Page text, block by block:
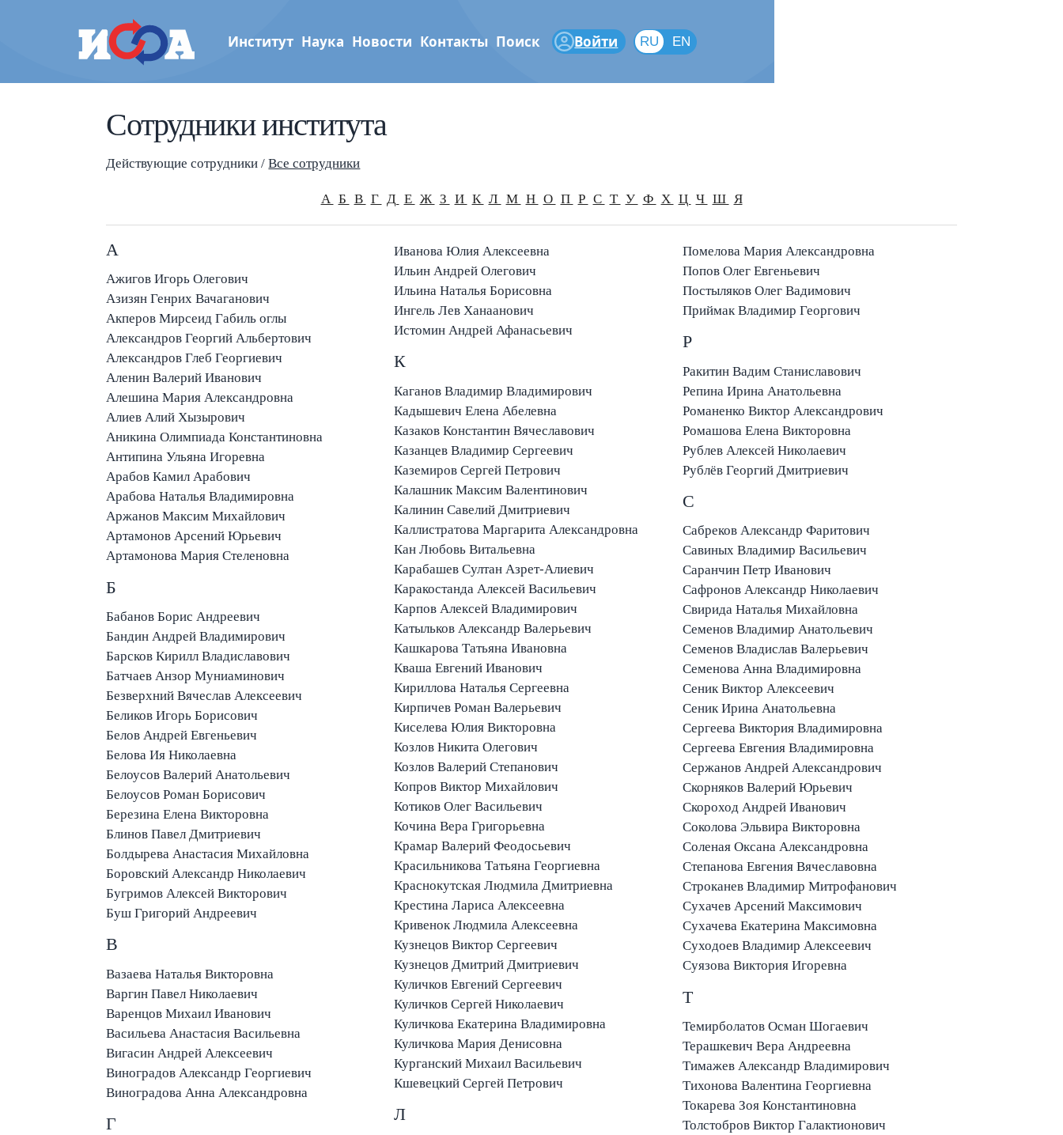
Институт физики атмосферы
им. А.М. Обухова РАН
Институт Наука Новости Контакты Поиск Войти RU EN
RU
Сотрудники института
Действующие сотрудники /Все сотрудники
А Б В Г Д Е Ж З И К Л М Н О П Р С Т У Ф Х Ц Ч Ш Я
А
Ажигов Игорь Олегович
Азизян Генрих Вачаганович
Акперов Мирсеид Габиль оглы
Александров Георгий Альбертович
Александров Глеб Георгиевич
Аленин Валерий Иванович
Алешина Мария Александровна
Алиев Алий Хызырович
Аникина Олимпиада Константиновна
Антипина Ульяна Игоревна
Арабов Камил Арабович
Арабова Наталья Владимировна
Аржанов Максим Михайлович
Артамонов Арсений Юрьевич
Артамонова Мария Стеленовна
Б
Бабанов Борис Андреевич
Бандин Андрей Владимирович
Барсков Кирилл Владиславович
Батчаев Анзор Муниаминович
Безверхний Вячеслав Алексеевич
Беликов Игорь Борисович
Белов Андрей Евгеньевич
Белова Ия Николаевна
Белоусов Валерий Анатольевич
Белоусов Роман Борисович
Березина Елена Викторовна
Блинов Павел Дмитриевич
Болдырева Анастасия Михайловна
Боровский Александр Николаевич
Бугримов Алексей Викторович
Буш Григорий Андреевич
В
Вазаева Наталья Викторовна
Варгин Павел Николаевич
Варенцов Михаил Иванович
Васильева Анастасия Васильевна
Вигасин Андрей Алексеевич
Виноградов Александр Георгиевич
Виноградова Анна Александровна
Г
Иванова Юлия Алексеевна
Ильин Андрей Олегович
Ильина Наталья Борисовна
Ингель Лев Ханаанович
Истомин Андрей Афанасьевич
К
Каганов Владимир Владимирович
Кадышевич Елена Абелевна
Казаков Константин Вячеславович
Казанцев Владимир Сергеевич
Каземиров Сергей Петрович
Калашник Максим Валентинович
Калинин Савелий Дмитриевич
Каллистратова Маргарита Александровна
Кан Любовь Витальевна
Карабашев Султан Азрет-Алиевич
Каракостанда Алексей Васильевич
Карпов Алексей Владимирович
Катыльков Александр Валерьевич
Кашкарова Татьяна Ивановна
Кваша Евгений Иванович
Кириллова Наталья Сергеевна
Кирпичев Роман Валерьевич
Киселева Юлия Викторовна
Козлов Никита Олегович
Козлов Валерий Степанович
Копров Виктор Михайлович
Котиков Олег Васильевич
Кочина Вера Григорьевна
Крамар Валерий Феодосьевич
Красильникова Татьяна Георгиевна
Краснокутская Людмила Дмитриевна
Крестина Лариса Алексеевна
Кривенок Людмила Алексеевна
Кузнецов Виктор Сергеевич
Кузнецов Дмитрий Дмитриевич
Куличков Евгений Сергеевич
Куличков Сергей Николаевич
Куличкова Екатерина Владимировна
Куличкова Мария Денисовна
Курганский Михаил Васильевич
Кшевецкий Сергей Петрович
Л
Помелова Мария Александровна
Попов Олег Евгеньевич
Постыляков Олег Вадимович
Приймак Владимир Георгович
Р
Ракитин Вадим Станиславович
Репина Ирина Анатольевна
Романенко Виктор Александрович
Ромашова Елена Викторовна
Рублев Алексей Николаевич
Рублёв Георгий Дмитриевич
С
Сабреков Александр Фаритович
Савиных Владимир Васильевич
Саранчин Петр Иванович
Сафронов Александр Николаевич
Свирида Наталья Михайловна
Семенов Владимир Анатольевич
Семенов Владислав Валерьевич
Семенова Анна Владимировна
Сеник Виктор Алексеевич
Сеник Ирина Анатольевна
Сергеева Виктория Владимировна
Сергеева Евгения Владимировна
Сержанов Андрей Александрович
Скорняков Валерий Юрьевич
Скороход Андрей Иванович
Соколова Эльвира Викторовна
Соленая Оксана Александровна
Степанова Евгения Вячеславовна
Строканев Владимир Митрофанович
Сухачев Арсений Максимович
Сухачева Екатерина Максимовна
Суходоев Владимир Алексеевич
Суязова Виктория Игоревна
Т
Темирболатов Осман Шогаевич
Терашкевич Вера Андреевна
Тимажев Александр Владимирович
Тихонова Валентина Георгиевна
Токарева Зоя Константиновна
Толстобров Виктор Галактионович